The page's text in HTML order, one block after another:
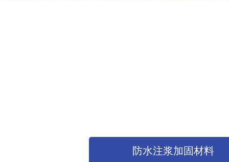
防水注浆加固材料